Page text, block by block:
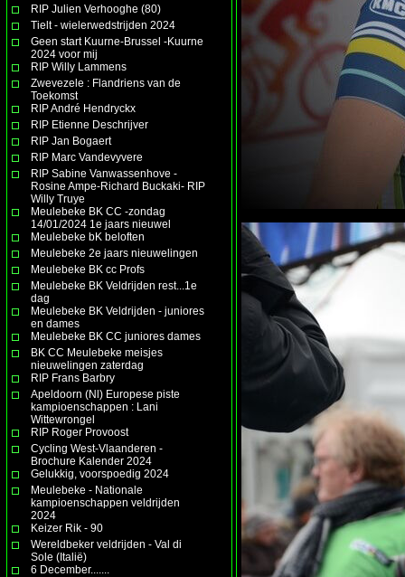
RIP Julien Verhooghe (80)
Tielt - wielerwedstrijden 2024
Geen start Kuurne-Brussel -Kuurne
2024 voor mij
RIP Willy Lammens
Zwevezele : Flandriens van de
Toekomst
RIP André Hendryckx
RIP Etienne Deschrijver
RIP Jan Bogaert
RIP Marc Vandevyvere
RIP Sabine Vanwassenhove -
Rosine Ampe-Richard Buckaki- RIP
Willy Truye
Meulebeke BK CC -zondag
14/01/2024 1e jaars nieuwel
Meulebeke bK beloften
Meulebeke 2e jaars nieuwelingen
Meulebeke BK cc Profs
Meulebeke BK Veldrijden rest...1e
dag
Meulebeke BK Veldrijden - juniores
en dames
Meulebeke BK CC juniores dames
BK CC Meulebeke meisjes
nieuwelingen zaterdag
RIP Frans Barbry
Apeldoorn (Nl) Europese piste
kampioenschappen : Lani
Wittewrongel
RIP Roger Provoost
Cycling West-Vlaanderen -
Brochure Kalender 2024
Gelukkig, voorspoedig 2024
Meulebeke - Nationale
kampioenschappen veldrijden
2024
Keizer Rik - 90
Wereldbeker veldrijden - Val di
Sole (Italië)
6 December.......